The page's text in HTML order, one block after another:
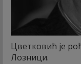
Цветковић је
Лозници.